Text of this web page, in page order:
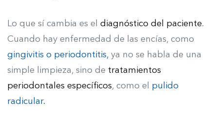
Lo que sí cambia es el diagnóstico del paciente.
Cuando hay enfermedad de las encías, como
gingivitis o periodontitis, ya no se habla de una
simple limpieza, sino de tratamientos
periodontales específicos, como el pulido
radicular.